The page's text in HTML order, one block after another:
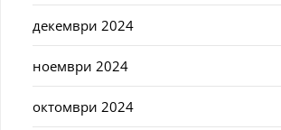
декември 2024
ноември 2024
октомври 2024